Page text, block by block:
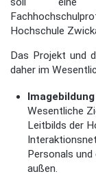
Hochschule
Das Projekt und
daher im
Imagebildung
Wesentliche
Leitbilds der
Personals
außen.